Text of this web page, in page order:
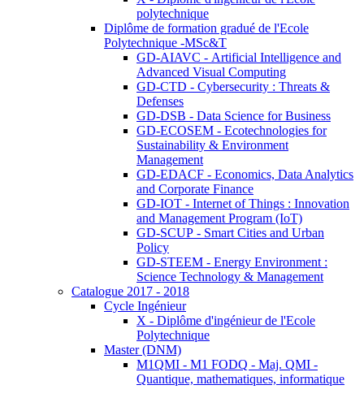
polytechnique
Diplôme de formation gradué de l'Ecole
Polytechnique -MSc&T
GD-AIAVC - Artificial Intelligence and
Advanced Visual Computing
GD-CTD - Cybersecurity : Threats &
Defenses
GD-DSB - Data Science for Business
GD-ECOSEM - Ecotechnologies for
Sustainability & Environment
Management
GD-EDACF - Economics, Data Analytics
and Corporate Finance
GD-IOT - Internet of Things : Innovation
and Management Program (IoT)
GD-SCUP - Smart Cities and Urban
Policy
GD-STEEM - Energy Environment :
Science Technology & Management
Catalogue 2017 - 2018
Cycle Ingénieur
X - Diplôme d'ingénieur de l'Ecole
Polytechnique
Master (DNM)
M1QMI - M1 FODQ - Maj. QMI -
Quantique, mathematiques, informatique